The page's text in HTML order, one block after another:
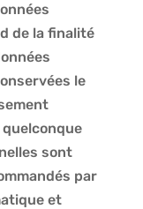
de la finalité
le
sont
par
et